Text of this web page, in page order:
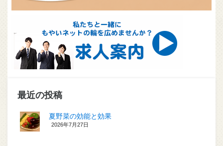
最近の投稿
夏野菜の効能と効果
2026年7月27日